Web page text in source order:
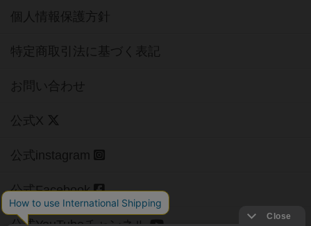
個人情報保護方針
特定商取引法に基づく表記
お問い合わせ
公式X
公式instagram
公式Facebook